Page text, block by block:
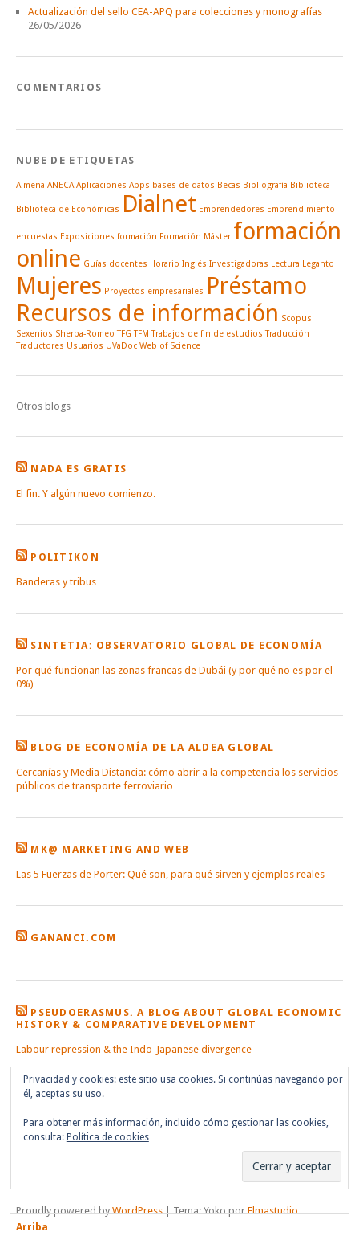
Actualización del sello CEA-APQ para colecciones y monografías
26/05/2026
COMENTARIOS
NUBE DE ETIQUETAS
Almena ANECA Aplicaciones Apps bases de datos Becas Bibliografía Biblioteca
Biblioteca de Económicas Dialnet Emprendedores Emprendimiento
encuestas Exposiciones formación Formación Máster formación
online Guías docentes Horario Inglés Investigadoras Lectura Leganto
Mujeres Proyectos empresariales Préstamo
Recursos de información Scopus
Sexenios Sherpa-Romeo TFG TFM Trabajos de fin de estudios Traducción
Traductores Usuarios UVaDoc Web of Science
Otros blogs
NADA ES GRATIS
El fin. Y algún nuevo comienzo.
POLITIKON
Banderas y tribus
SINTETIA: OBSERVATORIO GLOBAL DE ECONOMÍA
Por qué funcionan las zonas francas de Dubái (y por qué no es por el
0%)
BLOG DE ECONOMÍA DE LA ALDEA GLOBAL
Cercanías y Media Distancia: cómo abrir a la competencia los servicios
públicos de transporte ferroviario
MK@ MARKETING AND WEB
Las 5 Fuerzas de Porter: Qué son, para qué sirven y ejemplos reales
GANANCI.COM
PSEUDOERASMUS. A BLOG ABOUT GLOBAL ECONOMIC
HISTORY & COMPARATIVE DEVELOPMENT
Labour repression & the Indo-Japanese divergence
Proudly powered byWordPress|Tema: Yoko porElmastudio
Arriba
Privacidad y cookies: este sitio usa cookies. Si continúas navegando por
él, aceptas su uso.
Para obtener más información, incluido cómo gestionar las cookies,
consulta: Política de cookies